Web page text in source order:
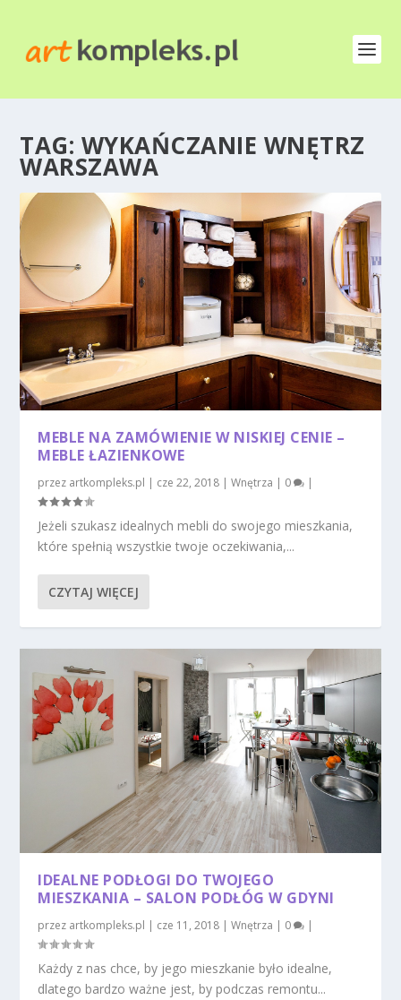
TAG: WYKAŃCZANIE WNĘTRZ
WARSZAWA
MEBLE NA ZAMÓWIENIE W NISKIEJ CENIE –
MEBLE ŁAZIENKOWE
przez artkompleks.pl | cze 22, 2018 |Wnętrza | 0 |
Jeżeli szukasz idealnych mebli do swojego mieszkania,
które spełnią wszystkie twoje oczekiwania,...
CZYTAJ WIĘCEJ
IDEALNE PODŁOGI DO TWOJEGO
MIESZKANIA – SALON PODŁÓG W GDYNI
przez artkompleks.pl | cze 11, 2018 |Wnętrza | 0 |
Każdy z nas chce, by jego mieszkanie było idealne,
dlatego bardzo ważne jest, by podczas remontu...